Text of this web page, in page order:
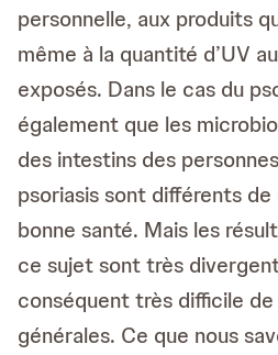
personnelle, aux produits
même à la quantité d’UV
exposés. Dans le cas du
également que les
des intestins des
psoriasis sont différents
bonne santé. Mais les
ce sujet sont très
conséquent très difficile
générales. Ce que nous